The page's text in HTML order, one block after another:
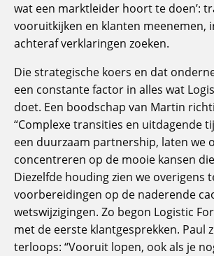
wat een marktleider hoort te doen’:
vooruitkijken en klanten meenemen,
achteraf verklaringen zoeken.
Die strategische koers en dat
een constante factor in alles wat
doet. Een boodschap van Martin
“Complexe transities en uitdagende
een duurzaam partnership, laten we
concentreren op de mooie kansen
Diezelfde houding zien we overigens
voorbereidingen op de naderende
wetswijzigingen. Zo begon Logistic
met de eerste klantgesprekken. Paul
terloops: “Vooruit lopen, ook als je